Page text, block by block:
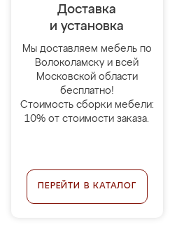
Доставка
и установка
Мы доставляем мебель по
Волоколамску и всей
Московской области
бесплатно!
Стоимость сборки мебели:
10% от стоимости заказа.
ПЕРЕЙТИ В КАТАЛОГ